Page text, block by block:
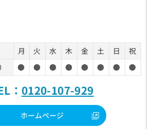
月 火 水 木 金 土 日
祝
● ● ● ● ● ● ● ●
： 0120-107-929
ホームページ